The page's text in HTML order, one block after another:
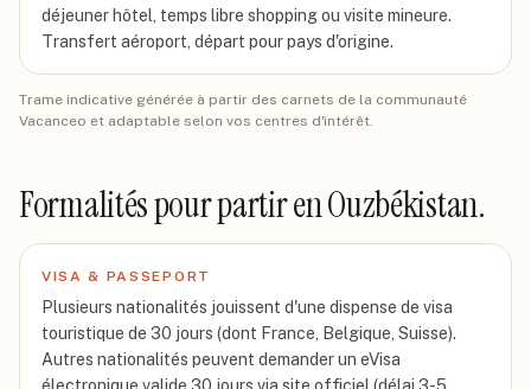
déjeuner hôtel, temps libre shopping ou visite mineure.
Transfert aéroport, départ pour pays d'origine.
Trame indicative générée à partir des carnets de la communauté
Vacanceo et adaptable selon vos centres d'intérêt.
Formalités pour partiren Ouzbékistan.
VISA & PASSEPORT
Plusieurs nationalités jouissent d'une dispense de visa
touristique de 30 jours (dont France, Belgique, Suisse).
Autres nationalités peuvent demander un eVisa